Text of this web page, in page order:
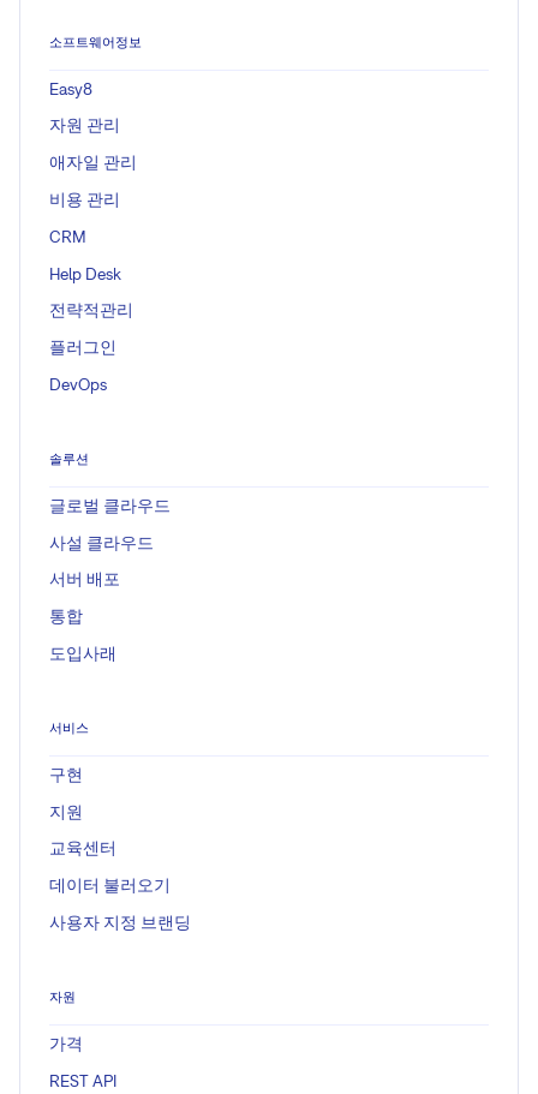
소프트웨어정보
Easy8
자원 관리
애자일 관리
비용 관리
CRM
Help Desk
전략적관리
플러그인
DevOps
솔루션
글로벌 클라우드
사설 클라우드
서버 배포
통합
도입사래
서비스
구현
지원
교육센터
데이터 불러오기
사용자 지정 브랜딩
자원
가격
REST API